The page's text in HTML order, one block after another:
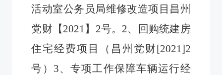
活动室公务员局维修改造项目昌州
党财【2021】2号。 2、
回购统建房
住宅经费项目（昌州党财[2021]2
号） 3、专项工作保障车辆运行经